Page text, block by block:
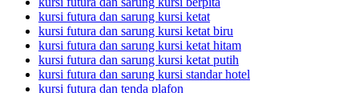
kursi futura dan sarung kursi ketat
kursi futura dan sarung kursi ketat biru
kursi futura dan sarung kursi ketat hitam
kursi futura dan sarung kursi ketat putih
kursi futura dan sarung kursi standar hotel
kursi futura dan tenda plafon